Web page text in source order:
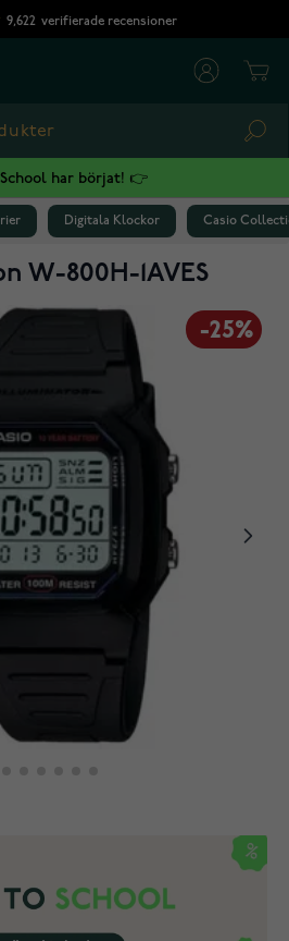
9,622 verifierade recensioner
har börjat! 👉
Digitala Klockor Casio
W-800H-1AVES
-25%